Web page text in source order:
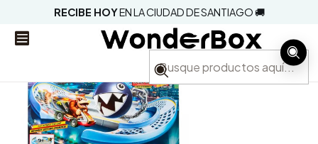
RECIBE HOYEN LA CIUDAD DE SANTIAGO 🚚